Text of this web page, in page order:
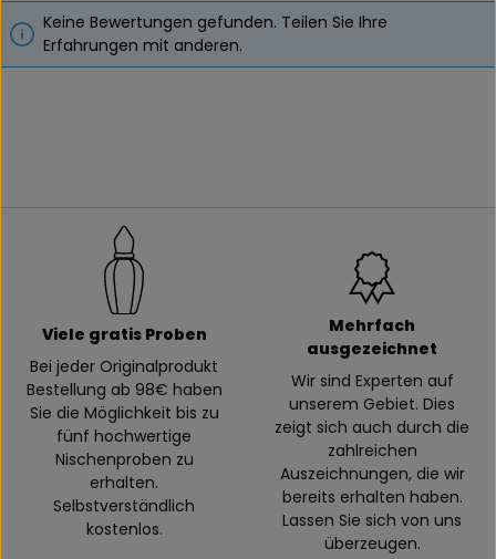
Keine Bewertungen gefunden. Teilen Sie Ihre
Erfahrungen mit anderen.
Viele gratis Proben
Bei jeder Originalprodukt
Bestellung ab 98€ haben
Sie die Möglichkeit bis zu
fünf hochwertige
Nischenproben zu
erhalten.
Selbstverständlich
kostenlos.
Mehrfach
ausgezeichnet
Wir sind Experten auf
unserem Gebiet. Dies
zeigt sich auch durch die
zahlreichen
Auszeichnungen, die wir
bereits erhalten haben.
Lassen Sie sich von uns
überzeugen.